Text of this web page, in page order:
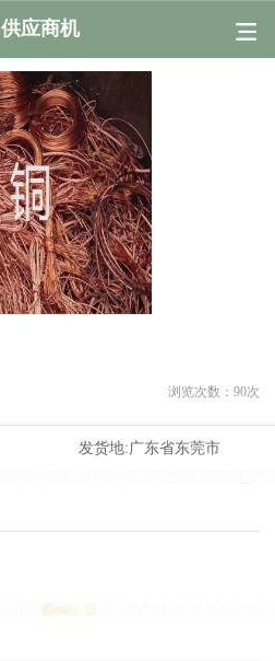
供应商机
浏览次数： 90次
发货地:广东省东莞市